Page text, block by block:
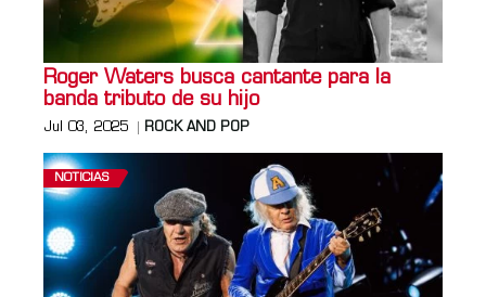
Roger Waters busca cantante para la
banda tributo de su hijo
Jul 03, 2025 ROCK AND POP
NOTICIAS